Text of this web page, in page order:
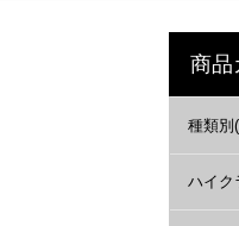
商品
種類別
ハイク